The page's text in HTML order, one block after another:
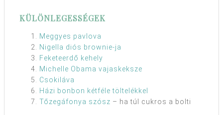
KÜLÖNLEGESSÉGEK
Meggyes pavlova
Nigella diós brownie-ja
Feketeerdő kehely
Michelle Obama vajaskeksze
Csokiláva
Házi bonbon kétféle töltelékkel
Tőzegáfonya szósz – ha túl cukros a bolti